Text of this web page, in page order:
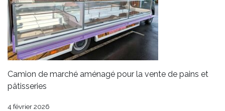
Camion de marché aménagé pour la vente de pains et
pâtisseries
4 février 2026